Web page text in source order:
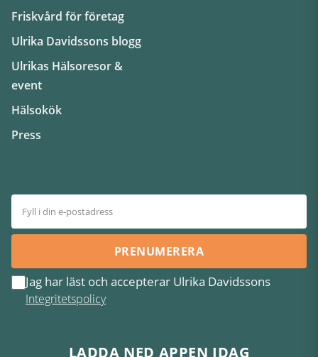
Friskvård för företag
Ulrika Davidssons blogg
Ulrikas Hälsoresor &
event
Hälsokök
Press
PRENUMERERA
Jag har läst och accepterar Ulrika Davidssons
Integritetspolicy
LADDA NED APPEN IDAG